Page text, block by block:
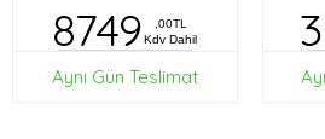
8749
,00TL
Kdv Dahil
Aynı Gün Teslimat